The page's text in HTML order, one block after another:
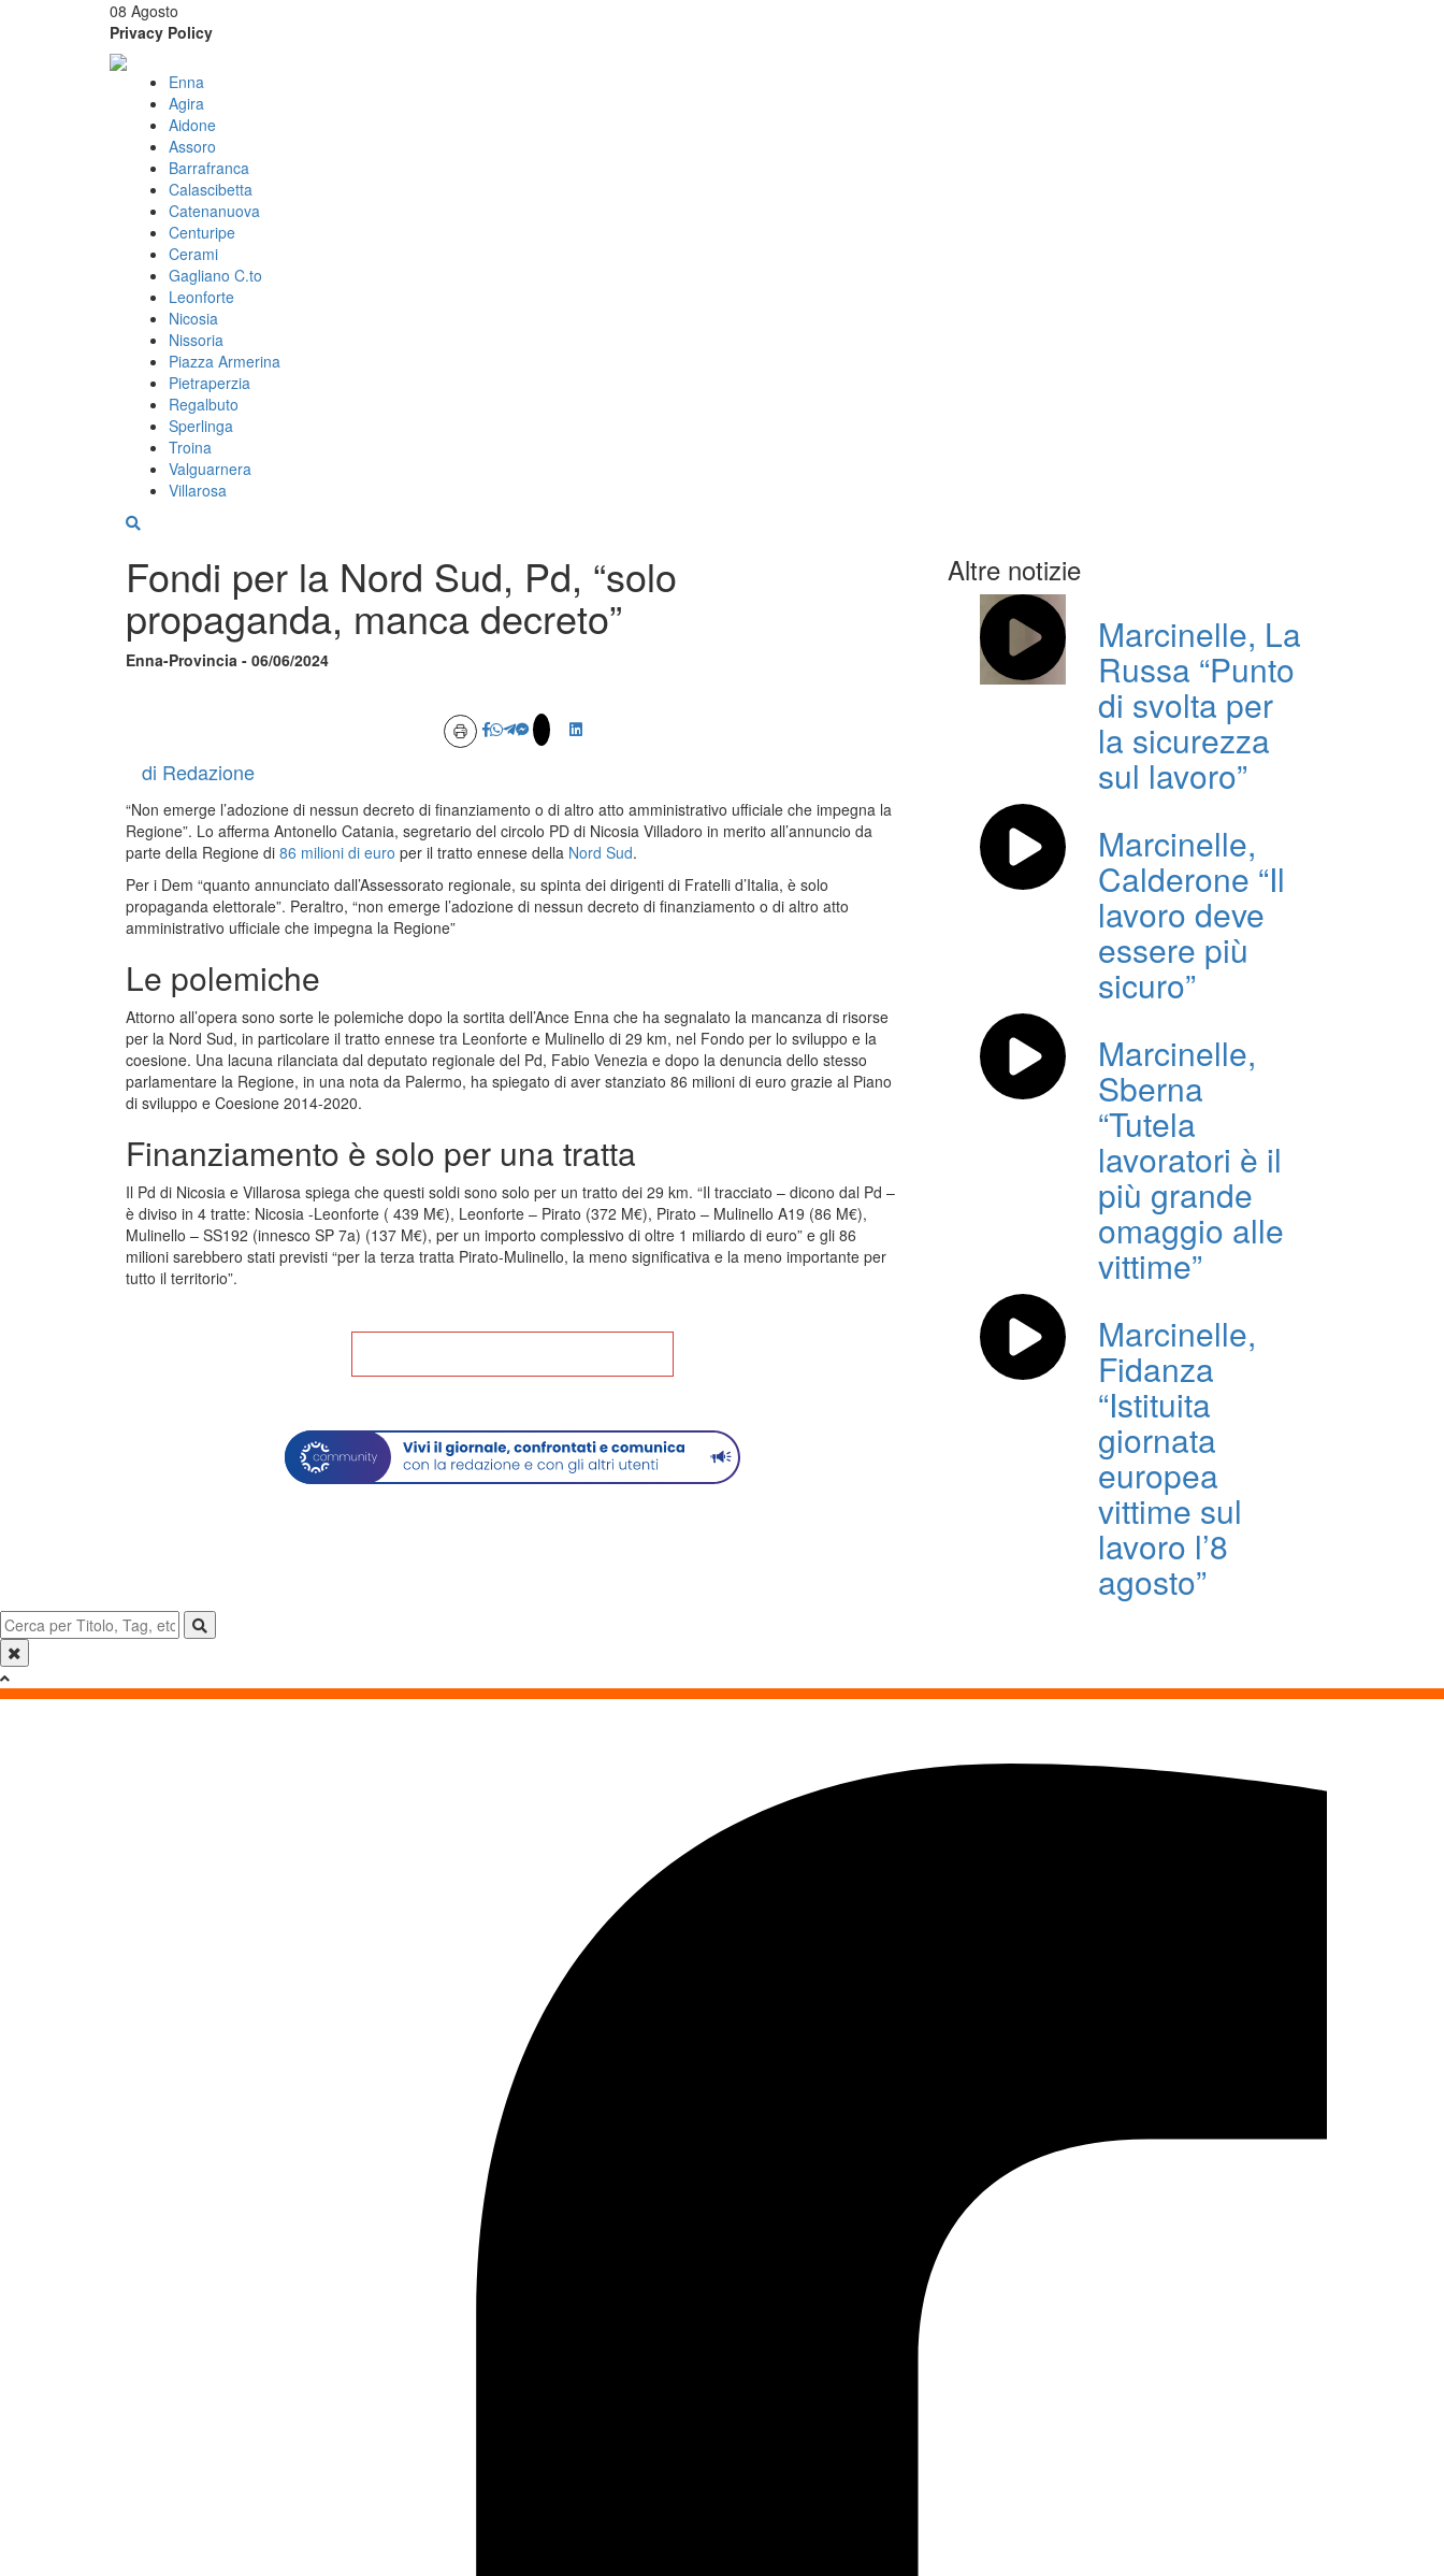
08 Agosto
Privacy Policy
Enna
Agira
Aidone
Assoro
Barrafranca
Calascibetta
Catenanuova
Centuripe
Cerami
Gagliano C.to
Leonforte
Nicosia
Nissoria
Piazza Armerina
Pietraperzia
Regalbuto
Sperlinga
Troina
Valguarnera
Villarosa
Fondi per la Nord Sud, Pd, “solo
propaganda, manca decreto”
Enna-Provincia - 06/06/2024
di Redazione
“Non emerge l’adozione di nessun decreto di finanziamento o di altro atto amministrativo ufficiale che impegna la
Regione”. Lo afferma Antonello Catania, segretario del circolo PD di Nicosia Villadoro in merito all’annuncio da
parte della Regione di 86 milioni di euro per il tratto ennese della Nord Sud.
Per i Dem “quanto annunciato dall’Assessorato regionale, su spinta dei dirigenti di Fratelli d’Italia, è solo
propaganda elettorale”. Peraltro, “non emerge l’adozione di nessun decreto di finanziamento o di altro atto
amministrativo ufficiale che impegna la Regione”
Le polemiche
Attorno all’opera sono sorte le polemiche dopo la sortita dell’Ance Enna che ha segnalato la mancanza di risorse
per la Nord Sud, in particolare il tratto ennese tra Leonforte e Mulinello di 29 km, nel Fondo per lo sviluppo e la
coesione. Una lacuna rilanciata dal deputato regionale del Pd, Fabio Venezia e dopo la denuncia dello stesso
parlamentare la Regione, in una nota da Palermo, ha spiegato di aver stanziato 86 milioni di euro grazie al Piano
di sviluppo e Coesione 2014-2020.
Finanziamento è solo per una tratta
Il Pd di Nicosia e Villarosa spiega che questi soldi sono solo per un tratto dei 29 km. “Il tracciato – dicono dal Pd –
è diviso in 4 tratte: Nicosia -Leonforte ( 439 M€), Leonforte – Pirato (372 M€), Pirato – Mulinello A19 (86 M€),
Mulinello – SS192 (innesco SP 7a) (137 M€), per un importo complessivo di oltre 1 miliardo di euro” e gli 86
milioni sarebbero stati previsti “per la terza tratta Pirato-Mulinello, la meno significativa e la meno importante per
tutto il territorio”.
Altre notizie
Marcinelle, La
Russa “Punto
di svolta per
la sicurezza
sul lavoro”
Marcinelle,
Calderone “Il
lavoro deve
essere più
sicuro”
Marcinelle,
Sberna
“Tutela
lavoratori è il
più grande
omaggio alle
vittime”
Marcinelle,
Fidanza
“Istituita
giornata
europea
vittime sul
lavoro l’8
agosto”